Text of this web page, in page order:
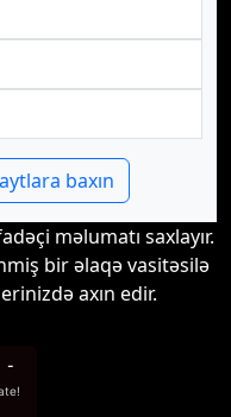
baxın
məlumatı saxlayır.
bir əlaqə vasitəsilə
axın edir.
-